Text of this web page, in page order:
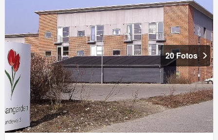
20 Fotos